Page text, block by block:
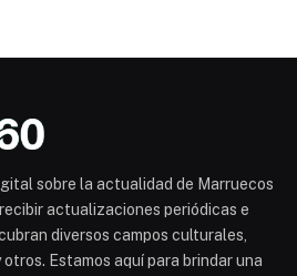
sobre la actualidad de Marruecos
actualizaciones periódicas e
diversos campos culturales,
Estamos aquí para brindar una